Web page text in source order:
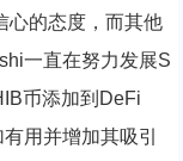
心的态度，而其他
一直在努力发展S
币添加到DeFi
用并增加其吸引